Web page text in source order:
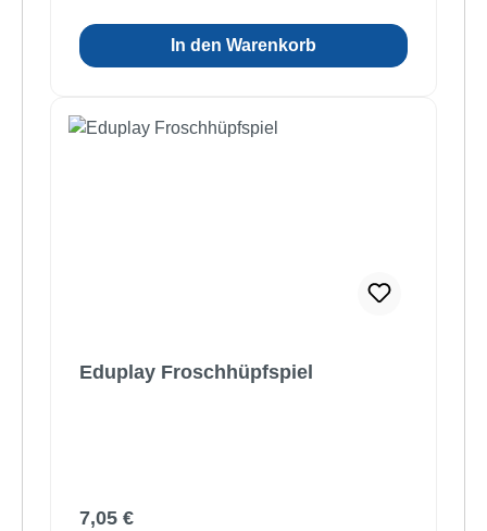
In den Warenkorb
Eduplay Froschhüpfspiel
Regulärer Preis:
7,05 €